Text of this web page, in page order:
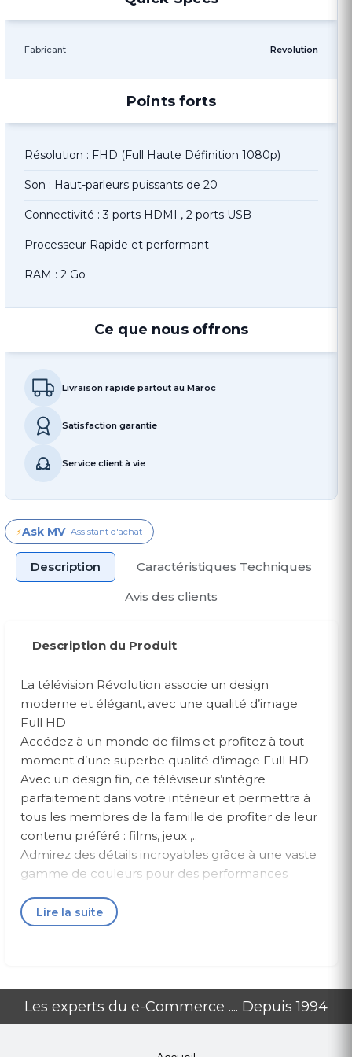
Fabricant Revolution
Points forts
Résolution : FHD (Full Haute Définition 1080p)
Son : Haut-parleurs puissants de 20
Connectivité : 3 ports HDMI , 2 ports USB
Processeur Rapide et performant
RAM : 2 Go
Ce que nous offrons
Livraison rapide partout au Maroc
Satisfaction garantie
Service client à vie
⚡Ask MV- Assistant d'achat
Description
Caractéristiques Techniques
Avis des clients
Description du Produit
La télévision Révolution associe un design
moderne et élégant, avec une qualité d’image
Full HD
Accédez à un monde de films et profitez à tout
moment d’une superbe qualité d’image Full HD
Avec un design fin, ce téléviseur s’intègre
parfaitement dans votre intérieur et permettra à
tous les membres de la famille de profiter de leur
contenu préféré : films, jeux ,..
Admirez des détails incroyables grâce à une vaste
gamme de couleurs pour des performances
exceptionnelle.
LED TV 43″ NORMAL
Son : Haut-parleurs puissants de 20
Lire la suite
Les experts du e-Commerce .... Depuis 1994